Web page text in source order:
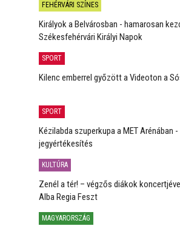
FEHÉRVÁRI SZÍNES
Királyok a Belvárosban - hamarosan
Székesfehérvári Királyi Napok
SPORT
Kilenc emberrel győzött a Videoton a
SPORT
Kézilabda szuperkupa a MET Arénában
jegyértékesítés
KULTÚRA
Zenél a tér! – végzős diákok
Alba Regia Feszt
MAGYARORSZÁG